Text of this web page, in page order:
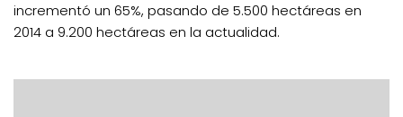
incrementó un 65%, pasando de 5.500 hectáreas en
2014 a 9.200 hectáreas en la actualidad.